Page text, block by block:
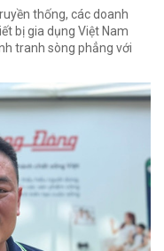
thống, các doanh
bị gia dụng Việt Nam
tranh sòng phẳng với